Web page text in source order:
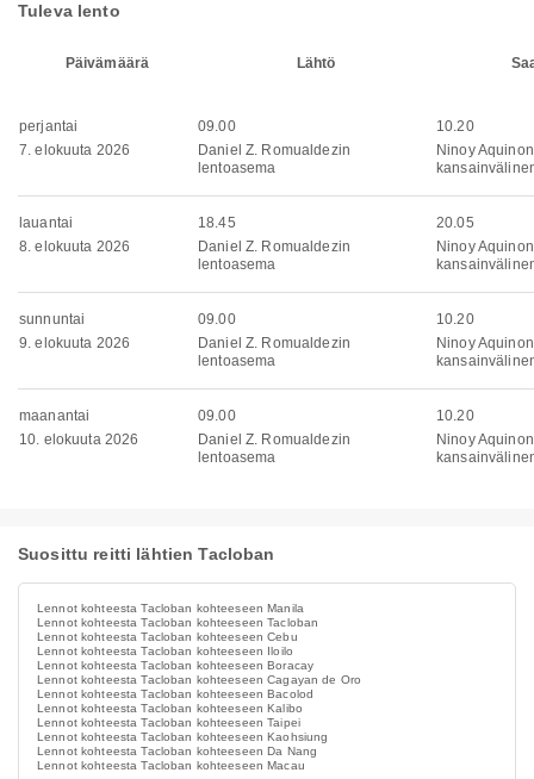
Tuleva lento
Päivämäärä Lähtö
perjantai
7. elokuuta 2026
09.00
Daniel Z. Romualdezin
lentoasema
10.20
Ninoy Aquinon
lauantai
8. elokuuta 2026
18.45
Daniel Z. Romualdezin
lentoasema
20.05
Ninoy Aquinon
sunnuntai
9. elokuuta 2026
09.00
Daniel Z. Romualdezin
lentoasema
10.20
Ninoy Aquinon
maanantai
10. elokuuta 2026
09.00
Daniel Z. Romualdezin
lentoasema
10.20
Ninoy Aquinon
Suosittu reitti lähtien Tacloban
Lennot kohteesta Tacloban kohteeseen Manila
Lennot kohteesta Tacloban kohteeseen Tacloban
Lennot kohteesta Tacloban kohteeseen Cebu
Lennot kohteesta Tacloban kohteeseen Iloilo
Lennot kohteesta Tacloban kohteeseen Boracay
Lennot kohteesta Tacloban kohteeseen Cagayan de Oro
Lennot kohteesta Tacloban kohteeseen Bacolod
Lennot kohteesta Tacloban kohteeseen Kalibo
Lennot kohteesta Tacloban kohteeseen Taipei
Lennot kohteesta Tacloban kohteeseen Kaohsiung
Lennot kohteesta Tacloban kohteeseen Da Nang
Lennot kohteesta Tacloban kohteeseen Macau